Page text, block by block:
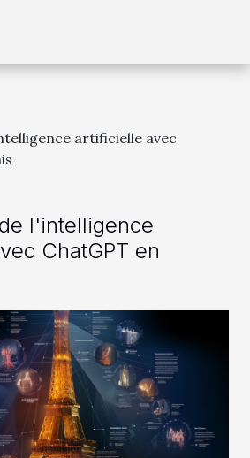
artificielle avec
l'intelligence
ChatGPT en